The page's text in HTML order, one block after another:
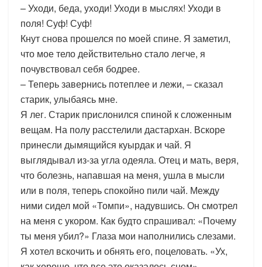
– Уходи, беда, уходи! Уходи в мыслях! Уходи в
поля! Суф! Суф!
Кнут снова прошелся по моей спине. Я заметил,
что мое тело действительно стало легче, я
почувствовал себя бодрее.
– Теперь завернись потеплее и лежи, – сказал
старик, улыбаясь мне.
Я лег. Старик прислонился спиной к сложенным
вещам. На полу расстелили дастархан. Вскоре
принесли дымящийся куырдак и чай. Я
выглядывал из-за угла одеяла. Отец и мать, веря,
что болезнь, напавшая на меня, ушла в мысли
или в поля, теперь спокойно пили чай. Между
ними сидел мой «Томпи», надувшись. Он смотрел
на меня с укором. Как будто спрашивал: «Почему
ты меня убил?» Глаза мои наполнились слезами.
Я хотел вскочить и обнять его, поцеловать. «Ух,